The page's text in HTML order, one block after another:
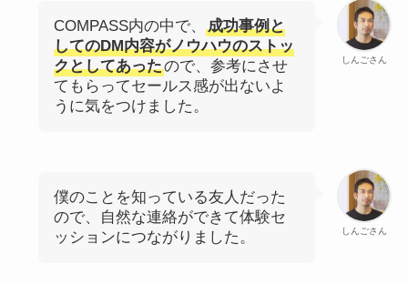
しんごさん
COMPASS内の中で、
成功事例と
してのDM内容がノウハウのストッ
クとしてあったので、参考にさせ
てもらってセールス感が出ないよ
うに気をつけました。
しんごさん
僕のことを知っている友人だった
ので、自然な連絡ができて体験セ
ッションにつながりました。